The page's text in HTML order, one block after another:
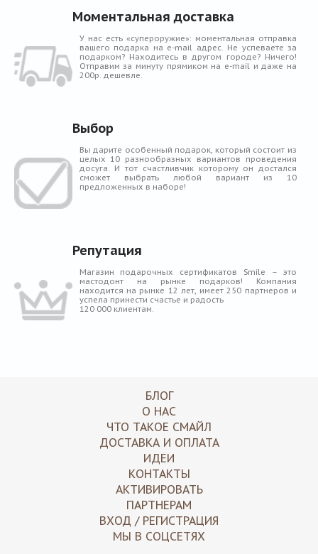
Моментальная доставка
У нас есть «супероружие»: моментальная отправка
вашего подарка на e-mail адрес. Не успеваете за
подарком? Находитесь в другом городе? Ничего!
Отправим за минуту прямиком на e-mail и даже на
200р. дешевле.
Выбор
Вы дарите особенный подарок, который состоит из
целых 10 разнообразных вариантов проведения
досуга. И тот счастливчик которому он достался
сможет выбрать любой вариант из 10
предложенных в наборе!
Репутация
Магазин подарочных сертификатов Smile – это
мастодонт на рынке подарков! Компания
находится на рынке 12 лет, имеет 250 партнеров и
успела принести счастье и радость
120 000 клиентам.
БЛОГ
О НАС
ЧТО ТАКОЕ СМАЙЛ
ДОСТАВКА И ОПЛАТА
ИДЕИ
КОНТАКТЫ
АКТИВИРОВАТЬ
ПАРТНЕРАМ
ВХОД / РЕГИСТРАЦИЯ
МЫ В СОЦСЕТЯХ